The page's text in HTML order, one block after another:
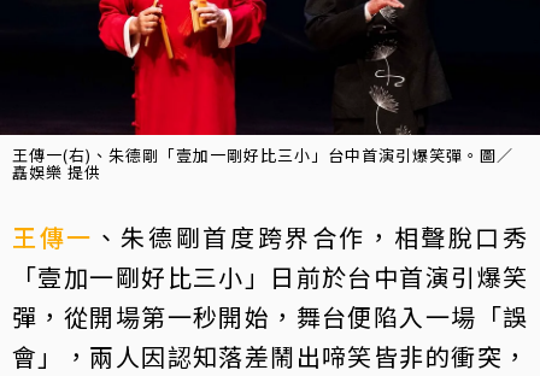
王傳一(右)、朱德剛「壹加一剛好比三小」台中首演引爆笑彈。圖／
嚞娛樂 提供
王傳一 、朱德剛首度跨界合作，相聲脫口秀
「壹加一剛好比三小」日前於台中首演引爆笑
彈，從開場第一秒開始，舞台便陷入一場「誤
會」，兩人因認知落差鬧出啼笑皆非的衝突，